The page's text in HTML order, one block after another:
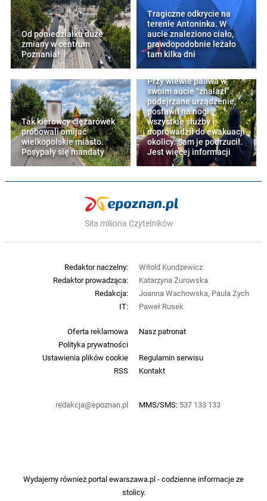
Od poniedziałku duże
zmiany w centrum
Poznania!
Tragiczne odkrycie na
terenie Antoninka. W
aucie znaleziono ciało,
prawdopodobnie leżało
tam kilka dni
Tak kierowcy ciężarówek
próbowali omijać
wielkopolskie miasto.
Posypały się mandaty
Przy wlewie paliwa w
swoim aucie "znalazł"
podejrzane urządzenie,
postawił na nogi
wszystkie służby i
doprowadził do ewakuacji
okolicy. Sam je podrzucił.
Jest więcej informacji
Siła miliona Czytelników
Oferta reklamowa
Nasz patronat
Polityka prywatności
Ustawienia plików cookie
Regulamin serwisu
RSS
Kontakt
redakcja@epoznan.pl MMS/SMS: 537 133 133
Redaktor naczelny:
Witold Kundzewicz
Redaktor prowadząca:
Katarzyna Żurowska
Redakcja:
Joanna Wachowska, Paula Zych
IT:
Paweł Rusek
Wydajemy również portalewarszawa.pl- codzienne informacje ze
stolicy.